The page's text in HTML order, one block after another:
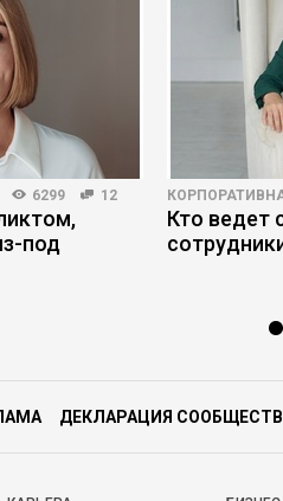
6299 12
под
Кто ведет
ДЕКЛАРАЦИЯ